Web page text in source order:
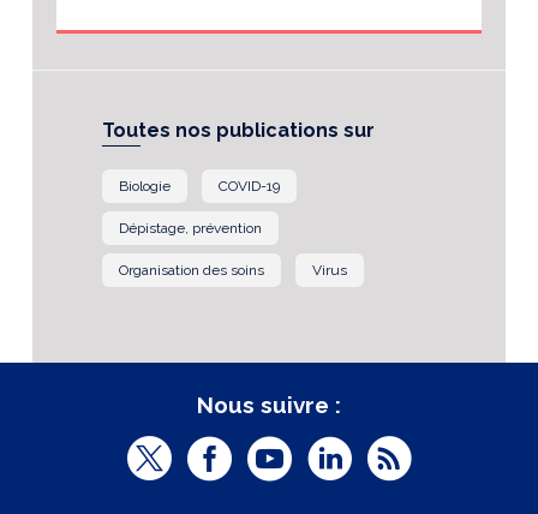
Toutes nos publications sur
Biologie COVID-19
Dépistage, prévention
Organisation des soins Virus
Nous suivre :
T
F
Y
L
R